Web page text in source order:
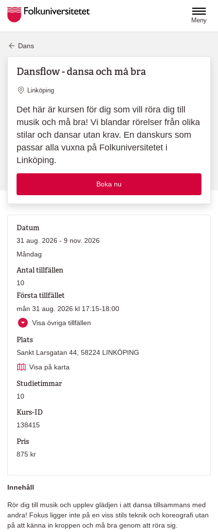
Meny
Dans
Dansflow - dansa och må bra
Plats
Linköping
Det här är kursen för dig som vill röra dig till
musik och må bra! Vi blandar rörelser från olika
stilar och dansar utan krav. En danskurs som
passar alla vuxna på Folkuniversitetet i
Linköping.
Boka nu
Innehåll
Rör dig till musik och upplev glädjen i att dansa tillsammans med
andra! Fokus ligger inte på en viss stils teknik och koreografi utan
på att känna in kroppen och må bra genom att röra sig.
Datum
31 aug. 2026 - 9 nov. 2026
Måndag
Antal tillfällen
10
Första tillfället
mån 31 aug. 2026 kl 17:15-18:00
Visa övriga tillfällen
Plats
Sankt Larsgatan 44, 58224 LINKÖPING
Visa på karta
Studietimmar
10
Kurs-ID
138415
Pris
875 kr